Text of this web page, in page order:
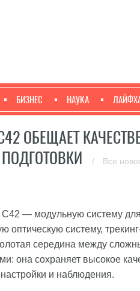
БИЗНЕС НАУКА
ОБЕЩАЕТ
/ Все
C42 — модульную систему
оптическую систему,
середина между
она сохраняет высокое
и наблюдения.